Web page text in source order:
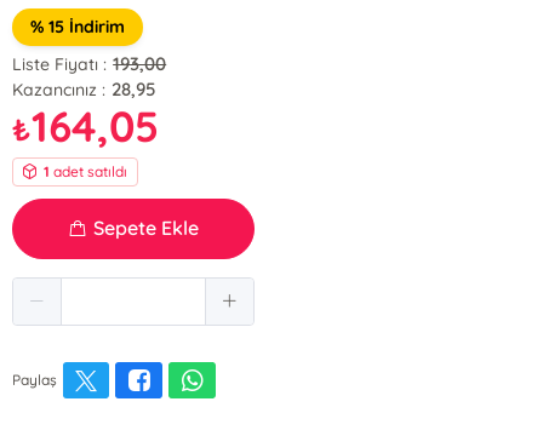
% 15 İndirim
Liste Fiyatı : 193,00
Kazancınız : 28,95
₺164,05
1 adet satıldı
Sepete Ekle
Paylaş